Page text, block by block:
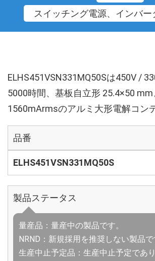
スイッチング電源、インバ
ELHS451VSN331MQ50Sは450V /
5000時間、基板自立形 25.4×50
1560mArmsのアルミ大形電解コン
品番
ELHS451VSN331MQ50S
製品ステータス
量産品：量産中の製品です。
NRND：新規採用を推奨しない製品で
生産中止予定品：生産中止予定であ